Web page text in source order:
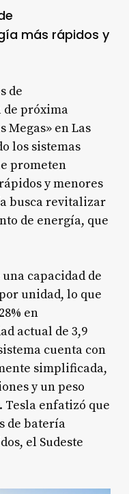
más rápidos y
de
de próxima
Megas» en Las
los sistemas
prometen
y menores
busca revitalizar
de energía, que
capacidad de
unidad, lo que
en
actual de 3,9
cuenta con
simplificada,
y un peso
Tesla enfatizó que
de batería
el Sudeste